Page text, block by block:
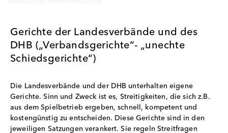
Gerichte der Landesverbände und des
DHB („Verbandsgerichte“- „unechte
Schiedsgerichte“)
Die Landesverbände und der DHB unterhalten eigene
Gerichte. Sinn und Zweck ist es, Streitigkeiten, die sich z.B.
aus dem Spielbetrieb ergeben, schnell, kompetent und
kostengünstig zu entscheiden. Diese Gerichte sind in den
jeweiligen Satzungen verankert. Sie regeln Streitfragen